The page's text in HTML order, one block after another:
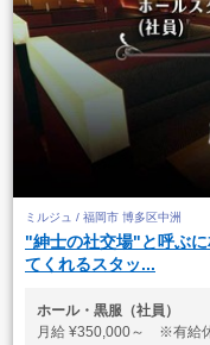
ミルジュ / 福岡市 博多区中洲
"紳士の社交場"と呼ぶ
てくれるスタッ...
ホール・黒服（社員）
月給 ¥350,000～ ※有給